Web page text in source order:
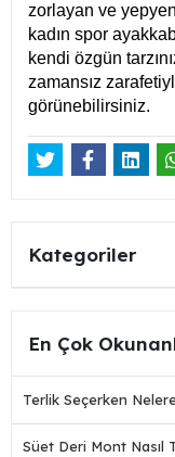
zorlayan ve
kadın spor
kendi özgün
zamansız
görünebilirsiniz.
Kategoriler
En Çok
Terlik Seçerken
Süet Deri Mont Nasıl